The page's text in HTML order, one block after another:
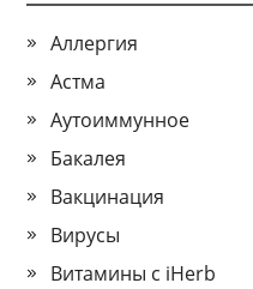
Аллергия
Астма
Аутоиммунное
Бакалея
Вакцинация
Вирусы
Витамины с iHerb